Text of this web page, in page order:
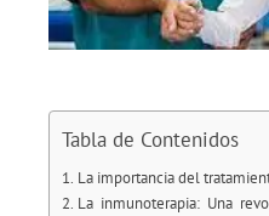
Tabla de Contenidos
La importancia del
La inmunoterapia: Una